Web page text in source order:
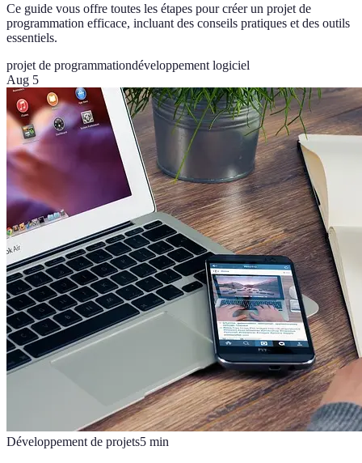
Ce guide vous offre toutes les étapes pour créer un projet de
programmation efficace, incluant des conseils pratiques et des outils
essentiels.
projet de programmationdéveloppement logiciel
Aug 5
Développement de projets5 min